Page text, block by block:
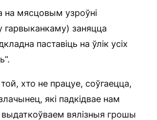
на мясцовым узроўні
заняцца
паставіць на ўлік усіх
хто не працуе, соўгаецца,
які падкідвае нам
вялізныя грошы